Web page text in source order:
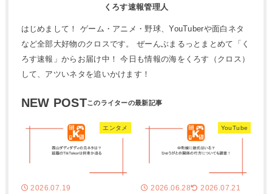
くろす速報管理人
はじめまして！ ゲーム・アニメ・野球、YouTuberや面白ネタ
など全部大好物のクロスです。 ぜーんぶまるっとまとめて「く
ろす速報」からお届け中！ 今日も情報の海をくろす（クロス）
して、アツいネタを追いかけます！
NEW POST
エンタメ
2026.07.19
YouTube
2026.06.28 2026.07.21